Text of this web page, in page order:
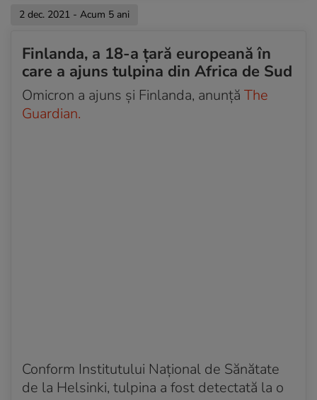
2 dec. 2021 - Acum 5 ani
Finlanda, a 18-a țară europeană în
care a ajuns tulpina din Africa de Sud
Omicron a ajuns și Finlanda, anunță The
Guardian.
Conform Institutului Național de Sănătate
de la Helsinki, tulpina a fost detectată la o